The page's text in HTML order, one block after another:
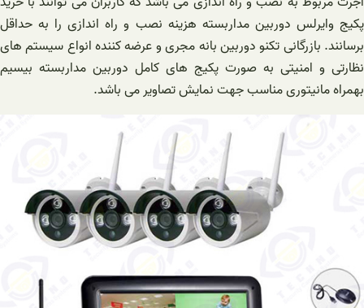
پکیج وایرلس دوربین مداربسته هزینه نصب و راه اندازی را به حداقل
برسانند. بازرگانی تکنو دوربین بانه مجری و عرضه کننده انواع سیستم های
نظارتی و امنیتی به صورت پکیج های کامل دوربین مداربسته بیسیم
بهمراه مانیتوری مناسب جهت نمایش تصاویر می باشد.